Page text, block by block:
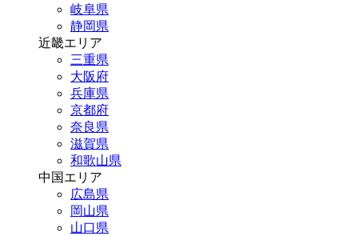
岐阜県
静岡県
近畿エリア
三重県
大阪府
兵庫県
京都府
奈良県
滋賀県
和歌山県
中国エリア
広島県
岡山県
山口県